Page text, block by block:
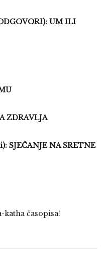
UM ILI
ZDRAVLJA
SJEĆANJE NA SRETNE
časopisa!